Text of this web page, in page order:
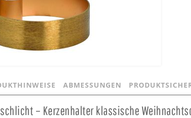
ABMESSUNGEN
– Kerzenhalter klassische